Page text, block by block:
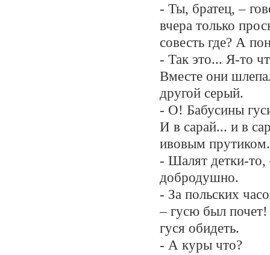
- Ты, братец, –
вчера только
совесть где? А
- Так это... Я-то
Вместе они
другой серый.
- О! Бабусины
И в сарай... и в
ивовым прутиком.
- Шалят детки-то,
добродушно.
- За польских
– гусю был почет!
гуся обидеть.
- А куры что?